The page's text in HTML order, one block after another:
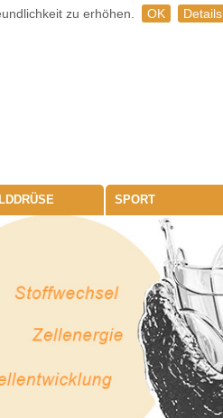
zu erhöhen. OK Details
SPORT